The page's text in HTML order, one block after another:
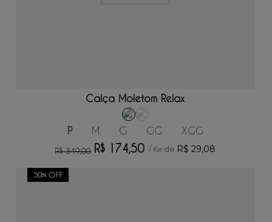
Calça Moletom Relax
P M G GG XGG
R$ 349,00 R$ 174,50 /6x de R$ 29,08
50% OFF